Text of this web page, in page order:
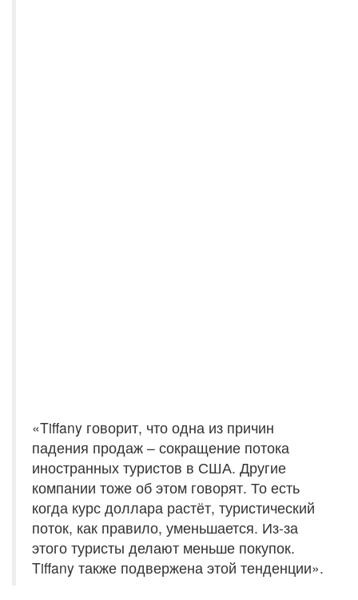
«Tiffany говорит, что одна из причин
падения продаж – сокращение потока
иностранных туристов в США. Другие
компании тоже об этом говорят. То есть
когда курс доллара растёт, туристический
поток, как правило, уменьшается. Из-за
этого туристы делают меньше покупок.
Tiffany также подвержена этой тенденции».